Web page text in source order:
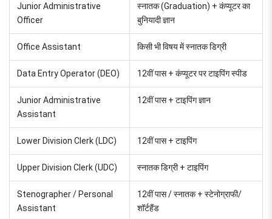
Junior Administrative
Officer
स्नातक (Graduation) + कंप्यूटर का
बुनियादी ज्ञान
Office Assistant किसी भी विषय में स्नातक डिग्री
Data Entry Operator (DEO) 12वीं पास + कंप्यूटर पर टाइपिंग स्पीड
Junior Administrative
Assistant
12वीं पास + टाइपिंग ज्ञान
Lower Division Clerk (LDC) 12वीं पास + टाइपिंग
Upper Division Clerk (UDC) स्नातक डिग्री + टाइपिंग
Stenographer / Personal
Assistant
12वीं पास / स्नातक + स्टेनोग्राफी/
शॉर्टहैंड